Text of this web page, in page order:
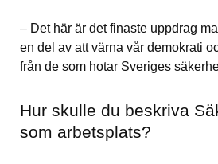
– Det här är det finaste uppdrag
en del av att värna vår demokrati
från de som hotar Sveriges
Hur skulle du beskriva
som arbetsplats?